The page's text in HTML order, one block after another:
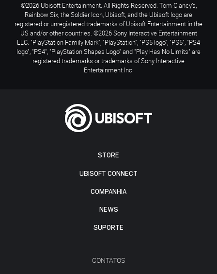
STORE
UBISOFT CONNECT
COMPANHIA
NEWS
SUPORTE
CONTATOS
©2026 Ubisoft Entertainment. All Rights Reserved. Tom Clancy’s,
Rainbow Six, the Soldier Icon, Ubisoft, and the Ubisoft logo are
registered or unregistered trademarks of Ubisoft Entertainment in the
US and/or other countries. ©2026 Sony Interactive Entertainment
LLC. "PlayStation Family Mark", "PlayStation", "PS5 logo", "PS5", "PS4
logo", "PS4", "PlayStation Shapes Logo" and "Play Has No Limits" are
registered trademarks or trademarks of Sony Interactive
Entertainment Inc.